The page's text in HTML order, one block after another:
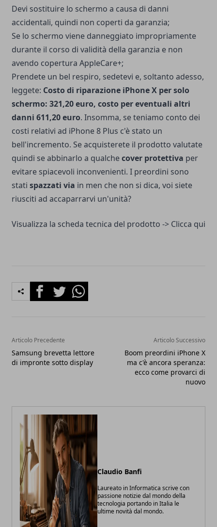
Devi sostituire lo schermo a causa di danni
accidentali, quindi non coperti da garanzia;
Se lo schermo viene danneggiato impropriamente
durante il corso di validità della garanzia e non
avendo copertura AppleCare+;
Prendete un bel respiro, sedetevi e, soltanto adesso,
leggete: Costo di riparazione iPhone X per solo
schermo: 321,20 euro, costo per eventuali altri
danni 611,20 euro. Insomma, se teniamo conto dei
costi relativi ad iPhone 8 Plus c'è stato un
bell'incremento. Se acquisterete il prodotto valutate
quindi se abbinarlo a qualchecover protettiva per
evitare spiacevoli inconvenienti. I preordini sono
stati spazzati via in men che non si dica, voi siete
riusciti ad accaparrarvi un'unità?
Visualizza la scheda tecnica del prodotto -> Clicca qui
FacebookTwitterWhatsapp
Articolo Precedente
Samsung brevetta lettore
di impronte sotto display
Articolo Successivo
Boom preordini iPhone X
ma c'è ancora speranza:
ecco come provarci di
nuovo
Claudio Banfi
Laureato in Informatica scrive con
passione notizie dal mondo della
tecnologia portando in Italia le
ultime novità dal mondo.